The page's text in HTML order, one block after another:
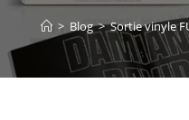
> Blog > Sortie vinyle